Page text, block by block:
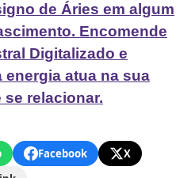
de Áries em algum
Encomende
Digitalizado e
atua na sua
se relacionar.
Facebook
X